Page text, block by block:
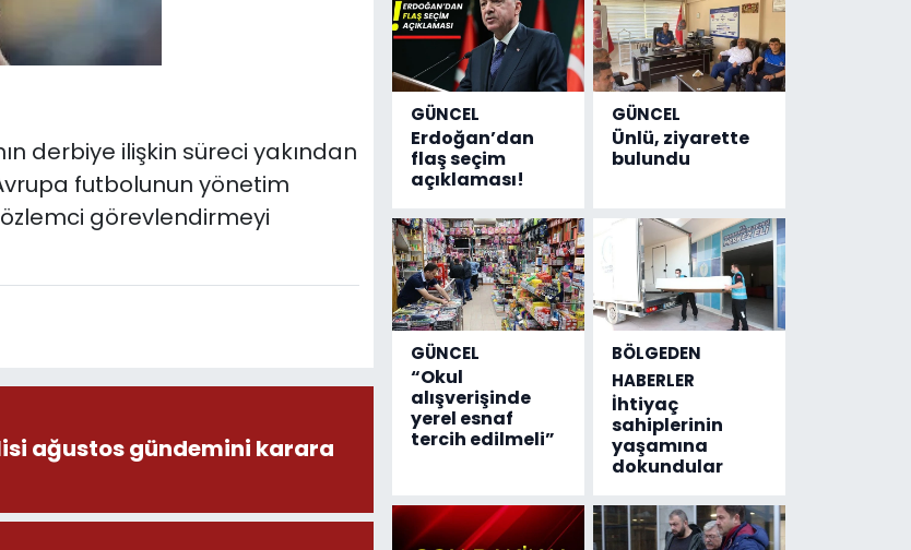
derbiye ilişkin süreci yakından
futbolunun yönetim
görevlendirmeyi
ağustos gündemini karara
GÜNCEL
Erdoğan’dan
flaş seçim
açıklaması!
GÜNCEL
Ünlü, ziyarette
bulundu
GÜNCEL
“Okul
alışverişinde
yerel esnaf
tercih edilmeli”
BÖLGEDEN
HABERLER
İhtiyaç
sahiplerinin
yaşamına
dokundular